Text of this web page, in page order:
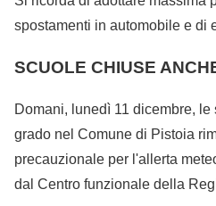
spostamenti in automobile e di
SCUOLE CHIUSE
Domani, lunedì 11 dicembre,
grado nel Comune di Pistoia
precauzionale per l'allerta
dal Centro funzionale della